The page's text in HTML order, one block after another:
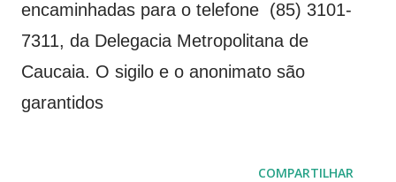
encaminhadas para o telefone (85) 3101-
7311, da Delegacia Metropolitana de
Caucaia. O sigilo e o anonimato são
garantidos
COMPARTILHAR